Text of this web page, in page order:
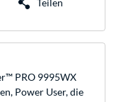
PRO 9995WX
Power User, die